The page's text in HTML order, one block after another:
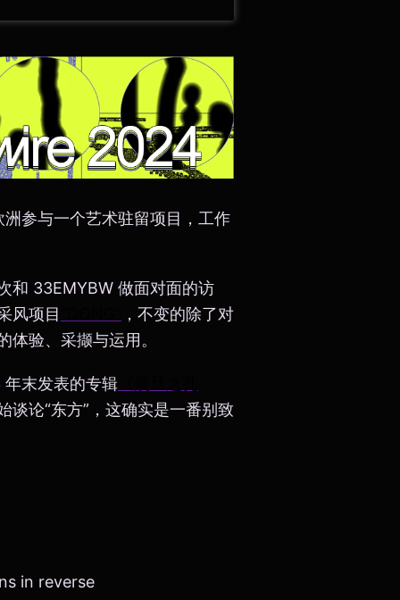
参与一个艺术驻留项目，工作
和 33EMYBW 做面对面的访
风项目
，不变的除了对
验、采撷与运用。
末发表的专辑
谈论“东方”，这确实是一番别致
in reverse